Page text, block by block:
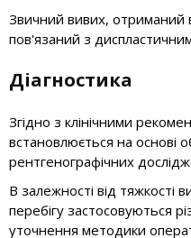
Звичний вивих, отриманий
пов'язаний з
Діагностика
Згідно з клінічними
встановлюється на основі
рентгенографічних
В залежності від тяжкості
перебігу застосовуються
уточнення методики